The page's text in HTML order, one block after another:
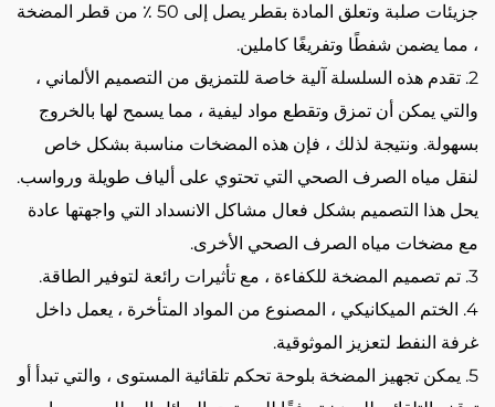
جزيئات صلبة وتعلق المادة بقطر يصل إلى 50 ٪ من قطر المضخة
، مما يضمن شفطًا وتفريغًا كاملين.
2. تقدم هذه السلسلة آلية خاصة للتمزيق من التصميم الألماني ،
والتي يمكن أن تمزق وتقطع مواد ليفية ، مما يسمح لها بالخروج
بسهولة. ونتيجة لذلك ، فإن هذه المضخات مناسبة بشكل خاص
لنقل مياه الصرف الصحي التي تحتوي على ألياف طويلة ورواسب.
يحل هذا التصميم بشكل فعال مشاكل الانسداد التي واجهتها عادة
مع مضخات مياه الصرف الصحي الأخرى.
3. تم تصميم المضخة للكفاءة ، مع تأثيرات رائعة لتوفير الطاقة.
4. الختم الميكانيكي ، المصنوع من المواد المتأخرة ، يعمل داخل
غرفة النفط لتعزيز الموثوقية.
5. يمكن تجهيز المضخة بلوحة تحكم تلقائية المستوى ، والتي تبدأ أو